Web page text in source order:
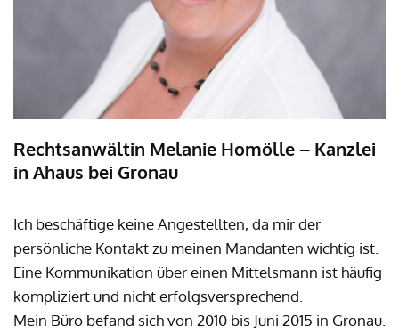
Rechtsanwältin Melanie Homölle – Kanzlei
in Ahaus bei Gronau
Ich beschäftige keine Angestellten, da mir der
persönliche Kontakt zu meinen Mandanten wichtig ist.
Eine Kommunikation über einen Mittelsmann ist häufig
kompliziert und nicht erfolgsversprechend.
Mein Büro befand sich von 2010 bis Juni 2015 in Gronau.